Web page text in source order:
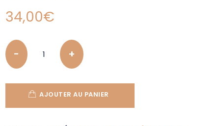
34,00€
Quantity
AJOUTER AU PANIER